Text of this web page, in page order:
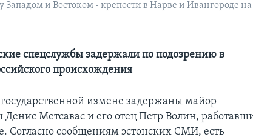
и Востоком - крепости в Нарве и Ивангороде
спецслужбы задержали по подозрению в
происхождения
измене задержаны майор
Метсавас и его отец Петр Волин,
Согласно сообщениям эстонских СМИ, есть